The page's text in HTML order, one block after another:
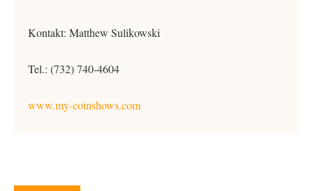
Kontakt: Matthew Sulikowski
Tel.: (732) 740-4604
www.my-coinshows.com